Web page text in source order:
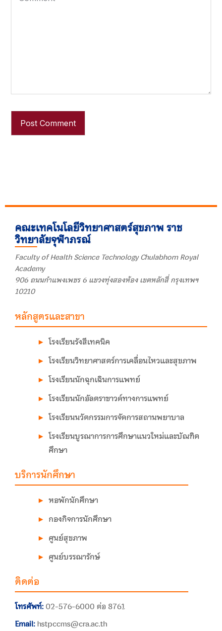
คณะเทคโนโลยีวิทยาศาสตร์สุขภาพ ราช
วิทยาลัยจุฬาภรณ์
Faculty of Health Science Technology Chulabhorn Royal
Academy
906 ถนนกำแพงเพชร 6 แขวงทุ่งสองห้อง เขตหลักสี่ กรุงเทพฯ
10210
หลักสูตรและสาขา
โรงเรียนรังสีเทคนิค
โรงเรียนวิทยาศาสตร์การเคลื่อนไหวและสุขภาพ
โรงเรียนนักฉุกเฉินการแพทย์
โรงเรียนนักอัลตราซาวด์ทางการแพทย์
โรงเรียนนวัตกรรมการจัดการสถานพยาบาล
โรงเรียนบูรณาการการศึกษาแนวใหม่และบัณฑิต
ศึกษา
บริการนักศึกษา
หอพักนักศึกษา
กองกิจการนักศึกษา
ศูนย์สุขภาพ
ศูนย์บรรณารักษ์
ติดต่อ
โทรศัพท์:02-576-6000 ต่อ 8761
Email: hstpccms@cra.ac.th